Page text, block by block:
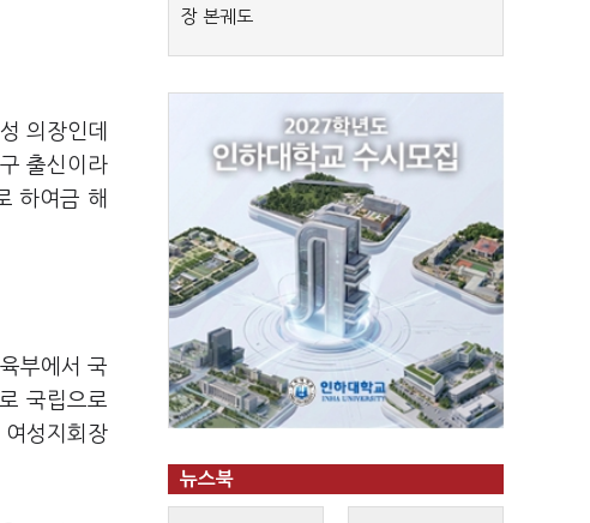
의장인데
출신이라
하여금 해
부에서 국
국립으로
성지회장
장 본궤도
뉴스북